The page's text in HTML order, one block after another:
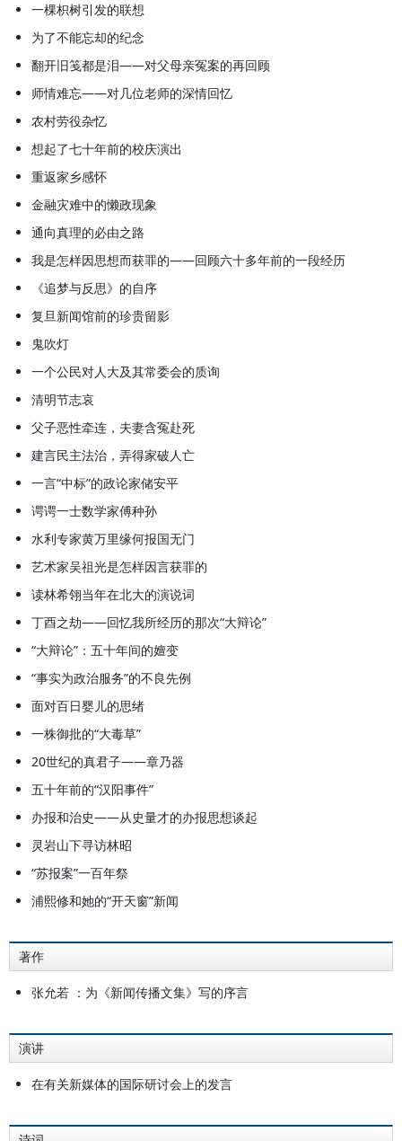
一棵枳树引发的联想
为了不能忘却的纪念
翻开旧笺都是泪——对父母亲冤案的再回顾
师情难忘——对几位老师的深情回忆
农村劳役杂忆
想起了七十年前的校庆演出
重返家乡感怀
金融灾难中的懒政现象
通向真理的必由之路
我是怎样因思想而获罪的——回顾六十多年前的一段经历
《追梦与反思》的自序
复旦新闻馆前的珍贵留影
鬼吹灯
一个公民对人大及其常委会的质询
清明节志哀
父子恶性牵连，夫妻含冤赴死
建言民主法治，弄得家破人亡
一言“中标”的政论家储安平
谔谔一士数学家傅种孙
水利专家黄万里缘何报国无门
艺术家吴祖光是怎样因言获罪的
读林希翎当年在北大的演说词
丁酉之劫——回忆我所经历的那次“大辩论”
“大辩论”：五十年间的嬗变
“事实为政治服务”的不良先例
面对百日婴儿的思绪
一株御批的“大毒草”
20世纪的真君子——章乃器
五十年前的“汉阳事件”
办报和治史——从史量才的办报思想谈起
灵岩山下寻访林昭
“苏报案”一百年祭
浦熙修和她的“开天窗”新闻
著作
张允若 ：为《新闻传播文集》写的序言
演讲
在有关新媒体的国际研讨会上的发言